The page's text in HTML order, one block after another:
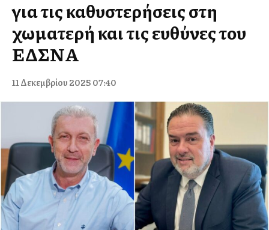
για τις καθυστερήσεις στη
χωματερή και τις ευθύνες του
ΕΔΣΝΑ
11 Δεκεμβρίου 2025 07:40